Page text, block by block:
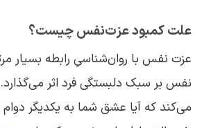
علت کمبود عزت‌نفس چیست؟
عزت نفس با روان‌شناسیِ رابطه بسیار
نفس بر سبک دلبستگی فرد اثر
می‌کند که آیا عشق شما به یکدیگر